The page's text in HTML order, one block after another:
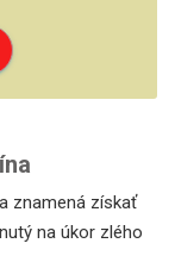
znamená získať
na úkor zlého